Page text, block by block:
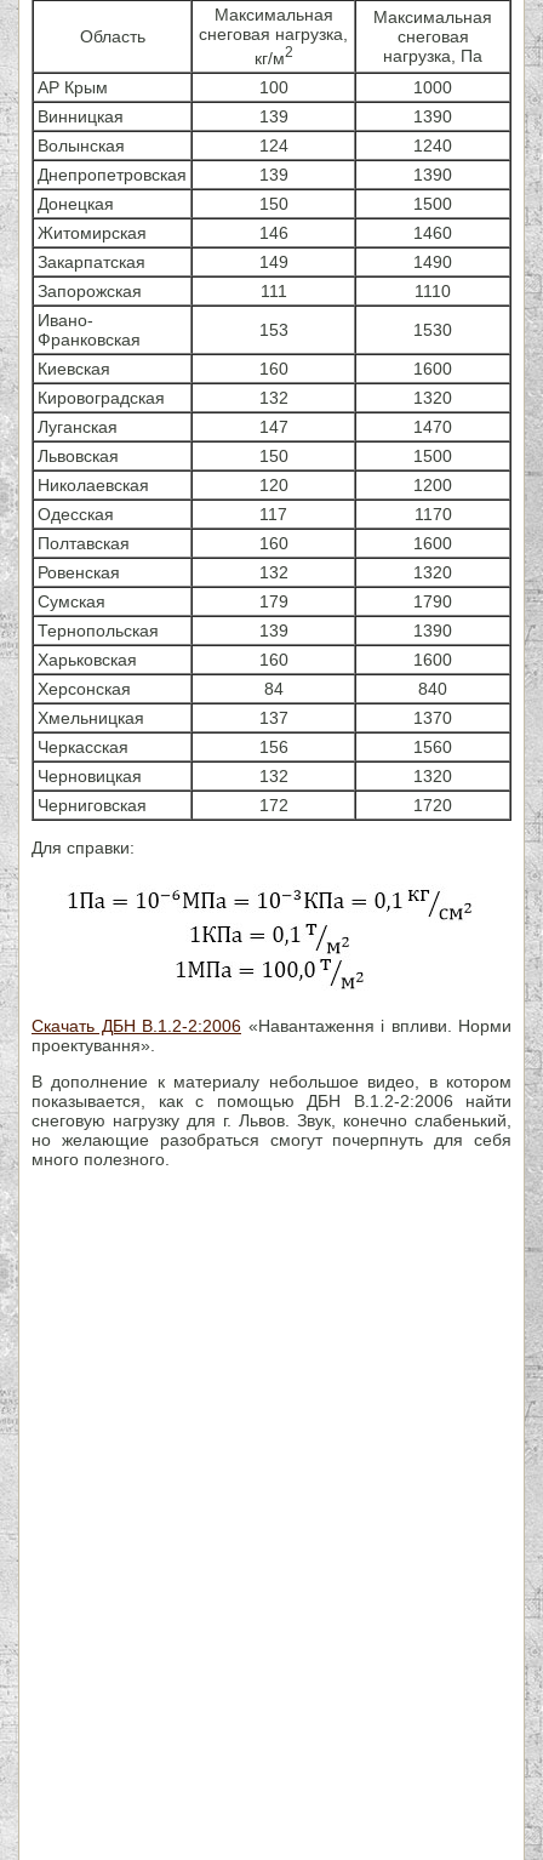
Область
Максимальная
снеговая нагрузка,
кг/м2
Максимальная
снеговая
нагрузка, Па
АР Крым
100
1000
Винницкая
139
1390
Волынская
124
1240
Днепропетровская
139
1390
Донецкая
150
1500
Житомирская
146
1460
Закарпатская
149
1490
Запорожская
111
1110
Ивано-
Франковская
153
1530
Киевская
160
1600
Кировоградская
132
1320
Луганская
147
1470
Львовская
150
1500
Николаевская
120
1200
Одесская
117
1170
Полтавская
160
1600
Ровенская
132
1320
Сумская
179
1790
Тернопольская
139
1390
Харьковская
160
1600
Херсонская
84
840
Хмельницкая
137
1370
Черкасская
156
1560
Черновицкая
132
1320
Черниговская
172 1720
Для справки:
Скачать ДБН В.1.2-2:2006 «Навантаження і впливи. Норми
проектування».
В дополнение к материалу небольшое видео, в котором
показывается, как с помощью ДБН В.1.2-2:2006 найти
снеговую нагрузку для г. Львов. Звук, конечно слабенький,
но желающие разобраться смогут почерпнуть для себя
много полезного.